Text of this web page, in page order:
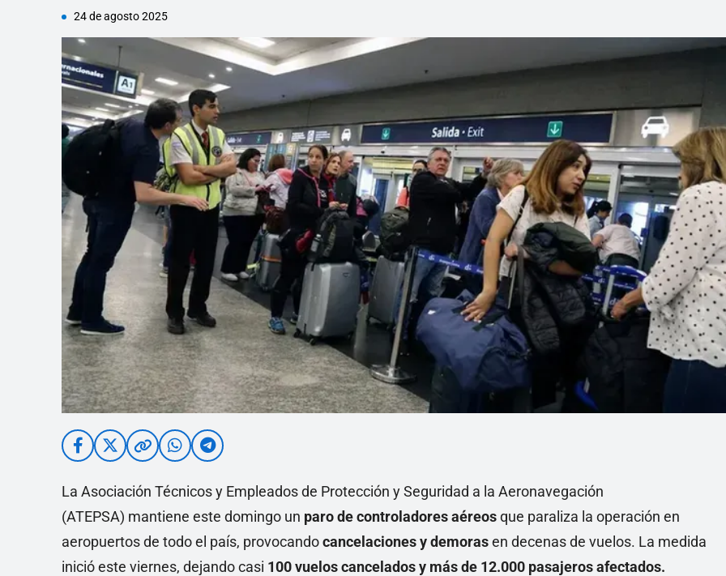
Linea
24 de agosto 2025
La Asociación Técnicos y Empleados de Protección y Seguridad a la Aeronavegación
(ATEPSA) mantiene este domingo un paro de controladores aéreosque paraliza la operación en
aeropuertos de todo el país, provocandocancelaciones y demorasen decenas de vuelos. La medida
inició este viernes, dejando casi 100 vuelos cancelados y más de 12.000 pasajeros afectados.